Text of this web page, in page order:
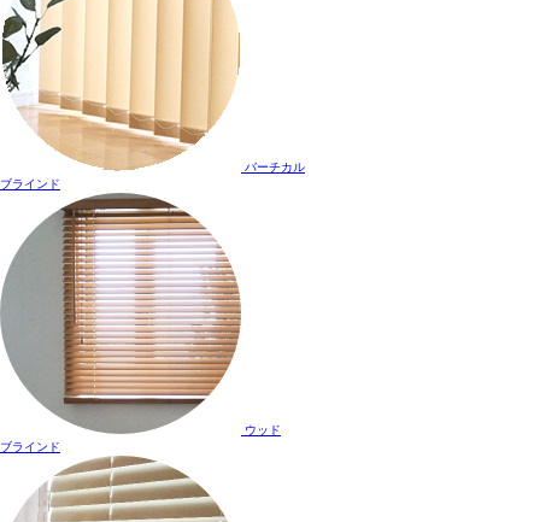
バーチカル
ブラインド
ウッド
ブラインド